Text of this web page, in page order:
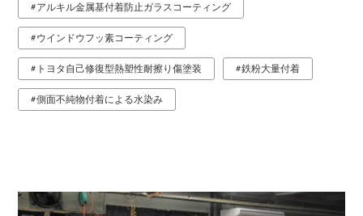
アルキル金属基付着防止ガラスコーティング
ウインドウフッ素コーティング
トヨタ自己修復型熱塑性耐擦り傷塗装 鉄粉大量付着
側面不純物付着による水染み